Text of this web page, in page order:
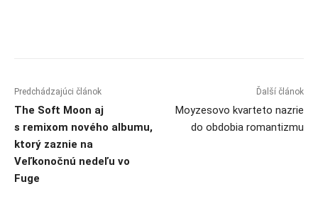
Predchádzajúci článok
The Soft Moon aj
s remixom nového albumu,
ktorý zaznie na
Veľkonočnú nedeľu vo
Fuge
Ďalší článok
Moyzesovo kvarteto nazrie
do obdobia romantizmu